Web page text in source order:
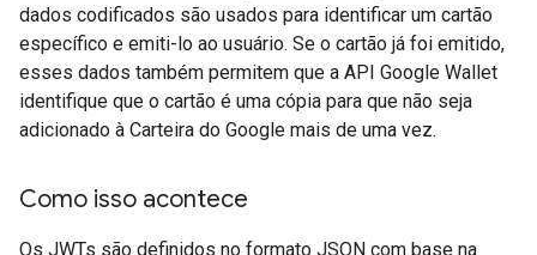
dados codificados são usados para identificar um cartão
específico e emiti-lo ao usuário. Se o cartão já foi emitido,
esses dados também permitem que a API Google Wallet
identifique que o cartão é uma cópia para que não seja
adicionado à Carteira do Google mais de uma vez.
Como isso acontece
Os JWTs são definidos no formato JSON com base na